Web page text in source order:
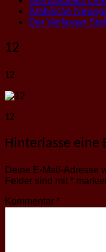
Arabische
Der Verfasser
12
12
12
Hinterlasse eine
Deine E-Mail-Adresse
Felder sind mit *
Kommentar *